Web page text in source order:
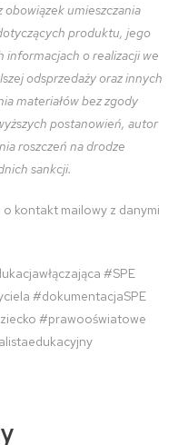
umieszczania
produktu, jego
informacjach o realizacji we
odsprzedaży oraz innych
materiałów bez zgody
postanowień, autor
roszczeń na drodze
sankcji.
kontakt mailowy z danymi
#SPE
#dokumentacjaSPE
#prawooświatowe